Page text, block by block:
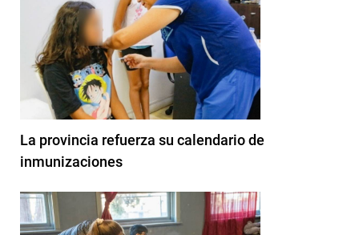
La provincia refuerza su calendario de
inmunizaciones